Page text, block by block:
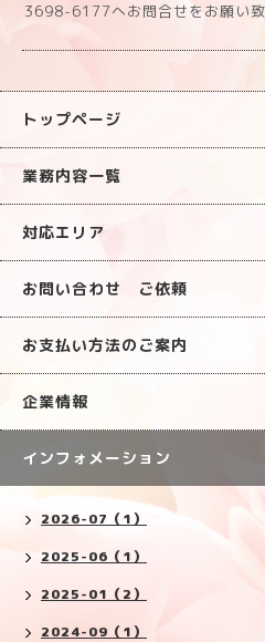
3698-6177へお問合せをお願い致
トップページ
業務内容一覧
対応エリア
お問い合わせ ご依頼
お支払い方法のご案内
企業情報
インフォメーション
2026-07（1）
2025-06（1）
2025-01（2）
2024-09（1）